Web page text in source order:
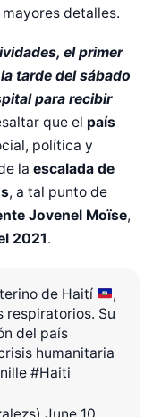
detalles.
el primer
tarde del sábado
para recibir
que el país
política y
la escalada de
, a tal punto de
Jovenel Moïse,
2021.
de Haití
,
respiratorios. Su
del país
humanitaria
#Haiti
June 10,